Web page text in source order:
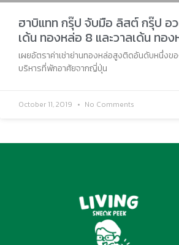
ฮาบิแทท กรุ๊ป จับมือ ลิสต์ กรุ๊ป อว
เด้น​ ทองหล่อ ​8​ และวาลเด้น​ ทอง
เผยอัตราค่าเช่าย่านทองหล่อสูงติดอันดับหนึ่งข
บริหารที่พักอาศัยจากญี่ปุ่น
October 11, 2019 No Comments